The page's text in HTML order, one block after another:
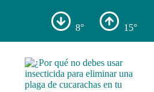
8° 15°